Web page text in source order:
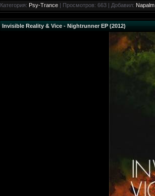
Категория: Psy-Trance | Просмотров: 663 | Добавил: Napalm
Invisible Reality & Vice - Nightrunner EP (2012)